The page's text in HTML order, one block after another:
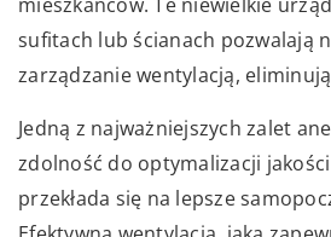
mieszkańców. Te niewielkie
sufitach lub ścianach pozwalają
zarządzanie wentylacją,
Jedną z najważniejszych zalet
zdolność do optymalizacji
przekłada się na lepsze